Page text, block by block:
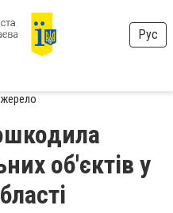
Рус
об'єктів у